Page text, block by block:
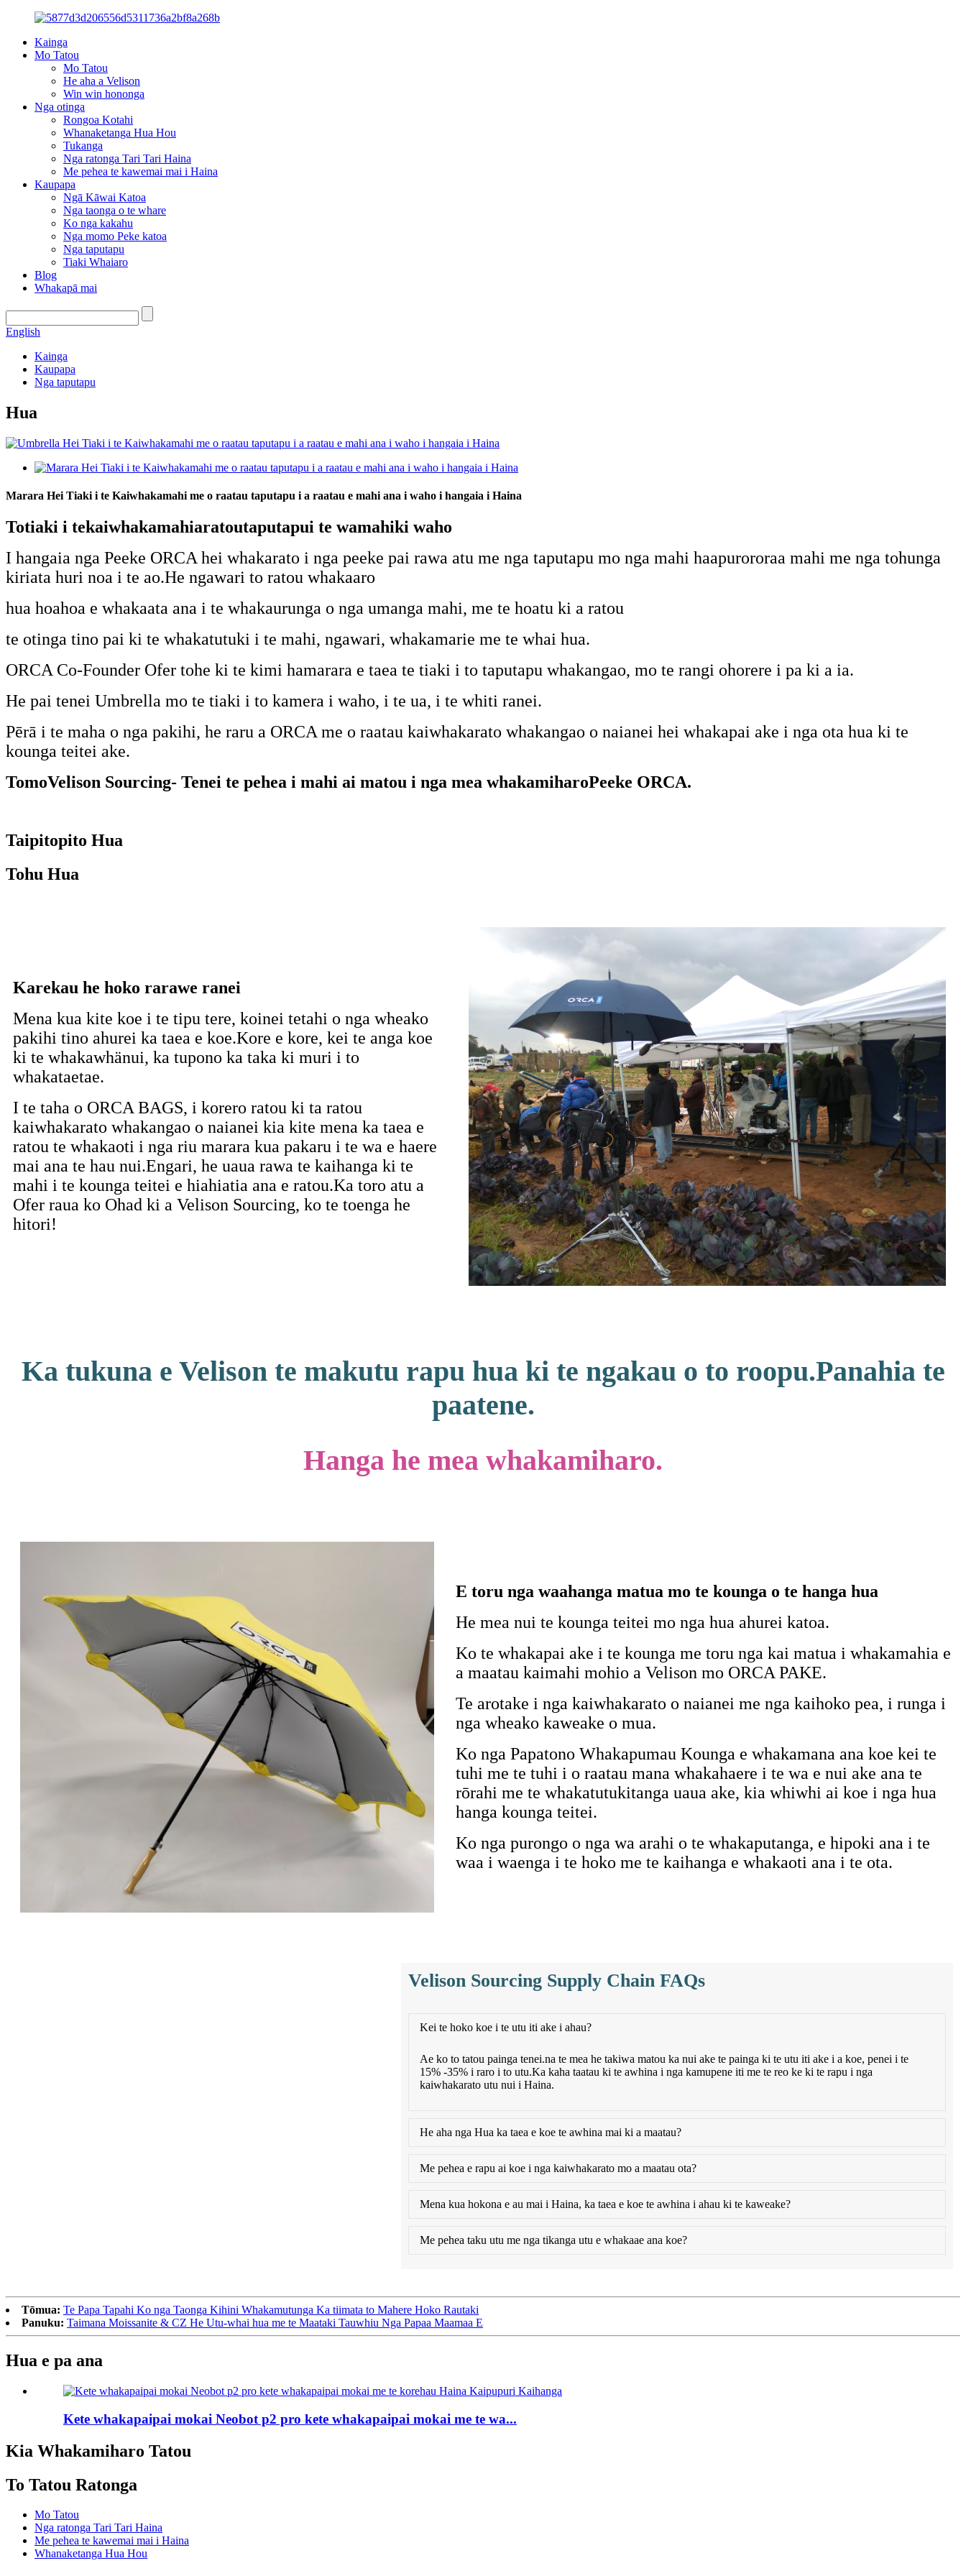
Kainga
Mo Tatou
Mo Tatou
He aha a Velison
Win win hononga
Nga otinga
Rongoa Kotahi
Whanaketanga Hua Hou
Tukanga
Nga ratonga Tari Tari Haina
Me pehea te kawemai mai i Haina
Kaupapa
Ngā Kāwai Katoa
Nga taonga o te whare
Ko nga kakahu
Nga momo Peke katoa
Nga taputapu
Tiaki Whaiaro
Blog
Whakapā mai
English
Kainga
Kaupapa
Nga taputapu
Hua
Marara Hei Tiaki i te Kaiwhakamahi me o raatau taputapu i a raatau e mahi ana i waho i hangaia i Haina
Totiaki i tekaiwhakamahiaratoutaputapui te wamahiki waho
I hangaia nga Peeke ORCA hei whakarato i nga peeke pai rawa atu me nga taputapu mo nga mahi haapurororaa mahi me nga tohunga
kiriata huri noa i te ao.He ngawari to ratou whakaaro
hua hoahoa e whakaata ana i te whakaurunga o nga umanga mahi, me te hoatu ki a ratou
te otinga tino pai ki te whakatutuki i te mahi, ngawari, whakamarie me te whai hua.
ORCA Co-Founder Ofer tohe ki te kimi hamarara e taea te tiaki i to taputapu whakangao, mo te rangi ohorere i pa ki a ia.
He pai tenei Umbrella mo te tiaki i to kamera i waho, i te ua, i te whiti ranei.
Pērā i te maha o nga pakihi, he raru a ORCA me o raatau kaiwhakarato whakangao o naianei hei whakapai ake i nga ota hua ki te
kounga teitei ake.
TomoVelison Sourcing- Tenei te pehea i mahi ai matou i nga mea whakamiharoPeeke ORCA.
Taipitopito Hua
Tohu Hua
Karekau he hoko rarawe ranei
Mena kua kite koe i te tipu tere, koinei tetahi o nga wheako
pakihi tino ahurei ka taea e koe.Kore e kore, kei te anga koe
ki te whakawhänui, ka tupono ka taka ki muri i to
whakataetae.
I te taha o ORCA BAGS, i korero ratou ki ta ratou
kaiwhakarato whakangao o naianei kia kite mena ka taea e
ratou te whakaoti i nga riu marara kua pakaru i te wa e haere
mai ana te hau nui.Engari, he uaua rawa te kaihanga ki te
mahi i te kounga teitei e hiahiatia ana e ratou.Ka toro atu a
Ofer raua ko Ohad ki a Velison Sourcing, ko te toenga he
hitori!
Ka tukuna e Velison te makutu rapu hua ki te ngakau o to roopu.Panahia te
paatene.
Hanga he mea whakamiharo.
E toru nga waahanga matua mo te kounga o te hanga hua
He mea nui te kounga teitei mo nga hua ahurei katoa.
Ko te whakapai ake i te kounga me toru nga kai matua i whakamahia e
a maatau kaimahi mohio a Velison mo ORCA PAKE.
Te arotake i nga kaiwhakarato o naianei me nga kaihoko pea, i runga i
nga wheako kaweake o mua.
Ko nga Papatono Whakapumau Kounga e whakamana ana koe kei te
tuhi me te tuhi i o raatau mana whakahaere i te wa e nui ake ana te
rōrahi me te whakatutukitanga uaua ake, kia whiwhi ai koe i nga hua
hanga kounga teitei.
Ko nga purongo o nga wa arahi o te whakaputanga, e hipoki ana i te
waa i waenga i te hoko me te kaihanga e whakaoti ana i te ota.
Velison Sourcing Supply Chain FAQs
Kei te hoko koe i te utu iti ake i ahau?
Ae ko to tatou painga tenei.na te mea he takiwa matou ka nui ake te painga ki te utu iti ake i a koe, penei i te
15% -35% i raro i to utu.Ka kaha taatau ki te awhina i nga kamupene iti me te reo ke ki te rapu i nga
kaiwhakarato utu nui i Haina.
He aha nga Hua ka taea e koe te awhina mai ki a maatau?
Me pehea e rapu ai koe i nga kaiwhakarato mo a maatau ota?
Mena kua hokona e au mai i Haina, ka taea e koe te awhina i ahau ki te kaweake?
Me pehea taku utu me nga tikanga utu e whakaae ana koe?
Tōmua: Te Papa Tapahi Ko nga Taonga Kihini Whakamutunga Ka tiimata to Mahere Hoko Rautaki
Panuku: Taimana Moissanite & CZ He Utu-whai hua me te Maataki Tauwhiu Nga Papaa Maamaa E
Hua e pa ana
Kete whakapaipai mokai Neobot p2 pro kete whakapaipai mokai me te wa...
Kia Whakamiharo Tatou
To Tatou Ratonga
Mo Tatou
Nga ratonga Tari Tari Haina
Me pehea te kawemai mai i Haina
Whanaketanga Hua Hou